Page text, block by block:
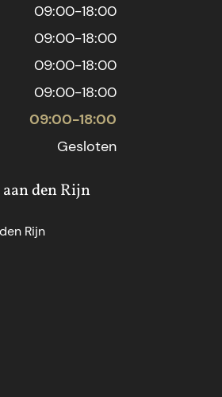
09:00-18:00
09:00-18:00
09:00-18:00
09:00-18:00
09:00-18:00
Gesloten
den Rijn
Rijn